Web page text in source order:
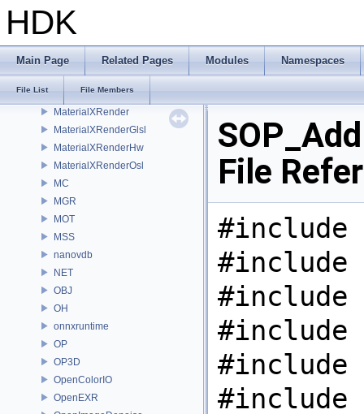
HDK
Main Page Related Pages Modules Namespaces
File List File Members
MaterialXGenMdl
MaterialXGenOsl
MaterialXGenShader
MaterialXGenSlang
MaterialXRender
MaterialXRenderGlsl
MaterialXRenderHw
MaterialXRenderOsl
MC
MGR
MOT
MSS
nanovdb
NET
OBJ
OH
onnxruntime
OP
OP3D
OpenColorIO
OpenEXR
File
#include
#include
#include
#include
#include
#include